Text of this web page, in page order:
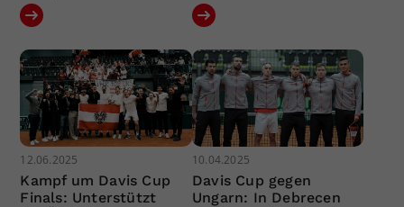
12.06.2025
Kampf um Davis Cup
Finals: Unterstützt
10.04.2025
Davis Cup gegen
Ungarn: In Debrecen